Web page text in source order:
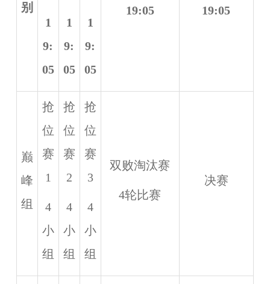
别
1
9:
05
1
9:
05
1
9:
05
19:05 19:05
巅
峰
组
抢
位
赛
1
4
小
组
抢
位
赛
2
4
小
组
抢
位
赛
3
4
小
组
双败淘汰赛
4轮比赛
决赛